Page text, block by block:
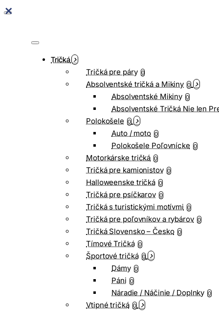
Tričká
Tričká pre páry 0
Absolventské tričká a Mikiny 0
Absolventské Mikiny 0
Absolventské Tričká Nie len
Polokošele 0
Auto / moto 0
Polokošele Poľovnícke 0
Motorkárske tričká 0
Tričká pre kamionistov 0
Halloweenske tričká 0
Tričká pre psíčkarov 0
Tričká s turistickými motívmi 0
Tričká pre poľovníkov a rybárov 0
Tričká Slovensko – Česko 0
Tímové Tričká 0
Športové tričká 0
Dámy 0
Páni 0
Náradie / Náčinie / Doplnky 0
Vtipné tričká 0